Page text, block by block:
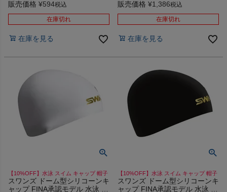
販売価格 ¥594税込
在庫切れ
在庫を見る
販売価格 ¥1,386税込
在庫切れ
在庫を見る
【10%OFF】水泳 スイム キャップ 帽子
スワンズ ドーム型シリコーンキ
ャップ FINA承認モデル 水泳 ス
【10%OFF】水泳 スイム キャップ 帽子
スワンズ ドーム型シリコーンキ
ャップ FINA承認モデル 水泳 ス